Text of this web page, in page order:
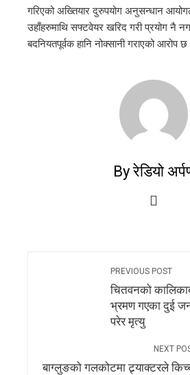
गरिएको अख्तियार दुरुपयोग अनुसन्धान
उहाँहरुमाथि सफ्टवेयर खरिद गरी प्रयोग नै
बदनियतपूर्वक हानि नोक्सानी गराएको आरोप छ
By रेडियो
PREVIOUS POST
चितवनको
भ्रमण गएका दुई
परेर मृत्यु
NEXT
बाग्लुङको गलकोटमा ट्र्याक्टरले